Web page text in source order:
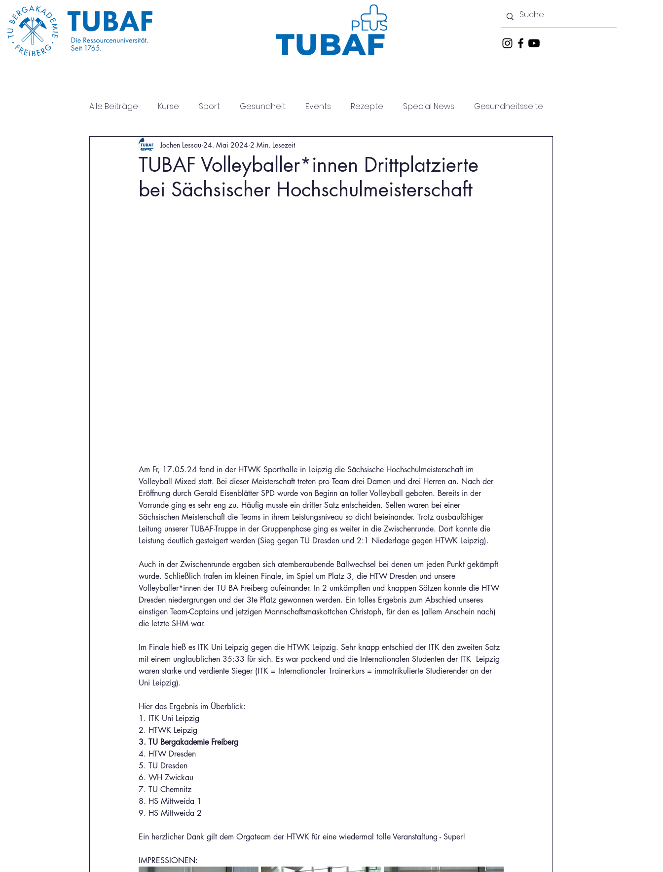
Alle Beiträge Kurse Sport Gesundheit Events Rezepte Special News Gesundheitsseite
Sportseite Psychische Gesundheit
TUBAF Volleyballer*innen Drittplatzierte
bei Sächsischer Hochschulmeisterschaft
Jochen Lessau 24. Mai 2024 2 Min. Lesezeit
Am Fr, 17.05.24 fand in der HTWK Sporthalle in Leipzig die Sächsische Hochschulmeisterschaft im
Volleyball Mixed statt. Bei dieser Meisterschaft treten pro Team drei Damen und drei Herren an. Nach der
Eröffnung durch Gerald Eisenblätter SPD wurde von Beginn an toller Volleyball geboten. Bereits in der
Vorrunde ging es sehr eng zu. Häufig musste ein dritter Satz entscheiden. Selten waren bei einer
Sächsischen Meisterschaft die Teams in ihrem Leistungsniveau so dicht beieinander. Trotz ausbaufähiger
Leitung unserer TUBAF-Truppe in der Gruppenphase ging es weiter in die Zwischenrunde. Dort konnte die
Leistung deutlich gesteigert werden (Sieg gegen TU Dresden und 2:1 Niederlage gegen HTWK Leipzig).
Auch in der Zwischenrunde ergaben sich atemberaubende Ballwechsel bei denen um jeden Punkt gekämpft
wurde. Schließlich trafen im kleinen Finale, im Spiel um Platz 3, die HTW Dresden und unsere
Volleyballer*innen der TU BA Freiberg aufeinander. In 2 umkämpften und knappen Sätzen konnte die HTW
Dresden niedergrungen und der 3te Platz gewonnen werden. Ein tolles Ergebnis zum Abschied unseres
einstigen Team-Captains und jetzigen Mannschaftsmaskottchen Christoph, für den es (allem Anschein nach)
die letzte SHM war.
Im Finale hieß es ITK Uni Leipzig gegen die HTWK Leipzig. Sehr knapp entschied der ITK den zweiten Satz
mit einem unglaublichen 35:33 für sich. Es war packend und die Internationalen Studenten der ITK  Leipzig
waren starke und verdiente Sieger (ITK = Internationaler Trainerkurs = immatrikulierte Studierender an der
Uni Leipzig).
Hier das Ergebnis im Überblick:
1. ITK Uni Leipzig
2. HTWK Leipzig
3. TU Bergakademie Freiberg
4. HTW Dresden
5. TU Dresden
6. WH Zwickau
7. TU Chemnitz
8. HS Mittweida 1
9. HS Mittweida 2
Ein herzlicher Dank gilt dem Orgateam der HTWK für eine wiedermal tolle Veranstaltung - Super!
IMPRESSIONEN: